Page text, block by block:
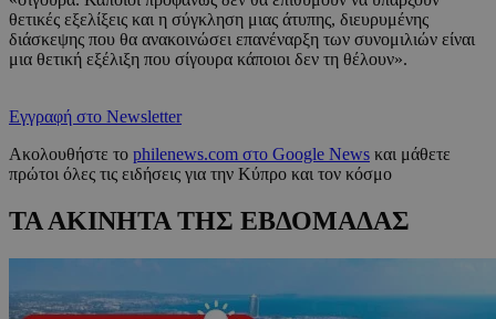
θετικές εξελίξεις και η σύγκληση μιας άτυπης, διευρυμένης
διάσκεψης που θα ανακοινώσει επανέναρξη των συνομιλιών είναι
μια θετική εξέλιξη που σίγουρα κάποιοι δεν τη θέλουν».
Εγγραφή στο Newsletter
Ακολουθήστε το philenews.com στο Google News και μάθετε
πρώτοι όλες τις ειδήσεις για την Κύπρο και τον κόσμο
ΤΑ ΑΚΙΝΗΤΑ ΤΗΣ ΕΒΔΟΜΑΔΑΣ